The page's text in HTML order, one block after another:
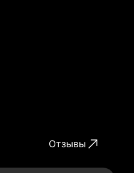
Отзывы